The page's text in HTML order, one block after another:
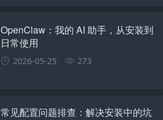
OpenClaw：我的 AI 助手，从安装到
日常使用
2026-05-25 273
常见配置问题排查：解决安装中的坑